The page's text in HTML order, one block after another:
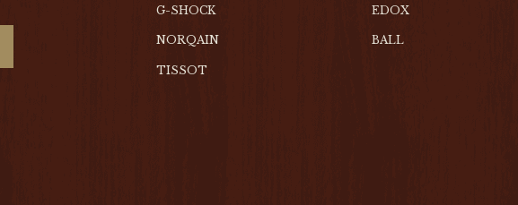
G-SHOCK EDOX
NORQAIN BALL
TISSOT